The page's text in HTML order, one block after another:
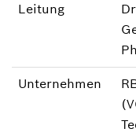
Leitung
Unternehmen